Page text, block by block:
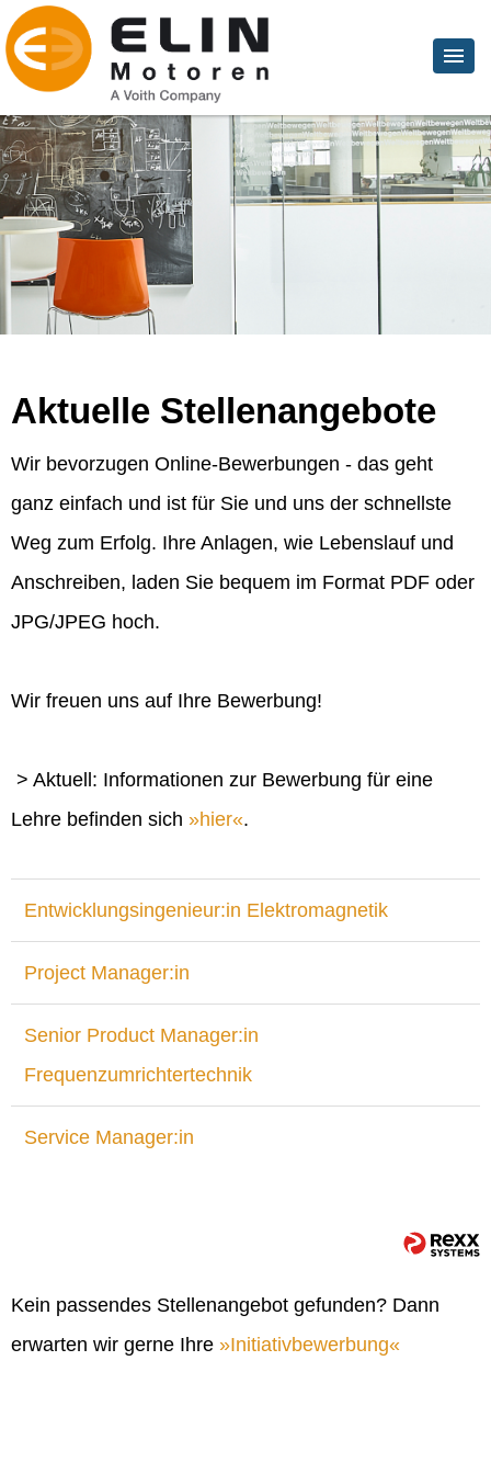
Aktuelle Stellenangebote
Wir bevorzugen Online-Bewerbungen - das geht
ganz einfach und ist für Sie und uns der schnellste
Weg zum Erfolg. Ihre Anlagen, wie Lebenslauf und
Anschreiben, laden Sie bequem im Format PDF oder
JPG/JPEG hoch.
Wir freuen uns auf Ihre Bewerbung!
> Aktuell: Informationen zur Bewerbung für eine
Lehre befinden sich
hier .
Entwicklungsingenieur:in Elektromagnetik
Project Manager:in
Senior Product Manager:in
Frequenzumrichtertechnik
Service Manager:in
Kein passendes Stellenangebot gefunden? Dann
erwarten wir gerne Ihre
Initiativbewerbung